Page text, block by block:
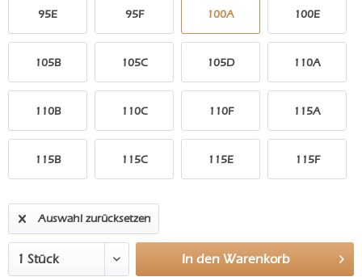
95E 95F 100A 100E
105B 105C 105D 110A
110B 110C 110F 115A
115B 115C 115E 115F
Auswahl zurücksetzen
In den Warenkorb